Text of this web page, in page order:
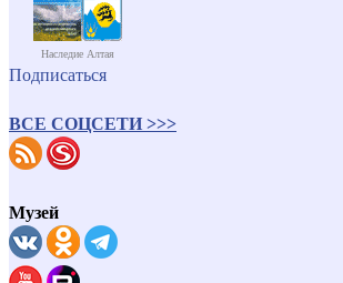
Наследие Алтая
Подписаться
ВСЕ СОЦСЕТИ >>>
Музей